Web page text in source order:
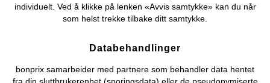
©2026 bonprix.
individuelt. Ved å klikke på lenken «Avvis samtykke» kan du når
som helst trekke tilbake ditt samtykke.
Databehandlinger
bonprix samarbeider med partnere som behandler data hentet